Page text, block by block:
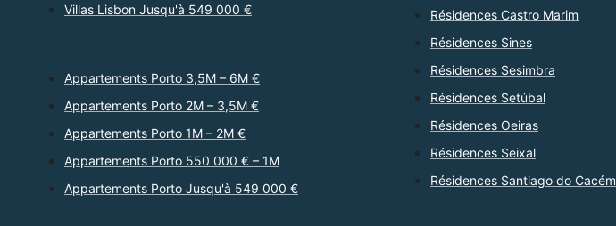
Villas Lisbon Jusqu'à 549 000 €
Appartements Porto 3,5M – 6M €
Appartements Porto 2M – 3,5M €
Appartements Porto 1M – 2M €
Appartements Porto 550 000 € – 1M
Appartements Porto Jusqu'à 549 000 €
Résidences Castro Marim
Résidences Sines
Résidences Sesimbra
Résidences Setúbal
Résidences Oeiras
Résidences Seixal
Résidences Santiago do Cacém